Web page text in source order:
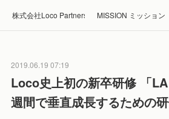
株式会社Loco Partners 🏠HomeMISSION ミッション
Blog ブログ ホテル・旅館の宿泊予約は
2019.06.19 07:19
Loco史上初の新卒研修 「
週間で垂直成長するための